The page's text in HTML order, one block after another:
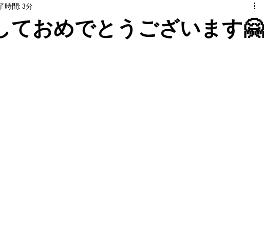
ておめでとうございます🤗
時間: 3分